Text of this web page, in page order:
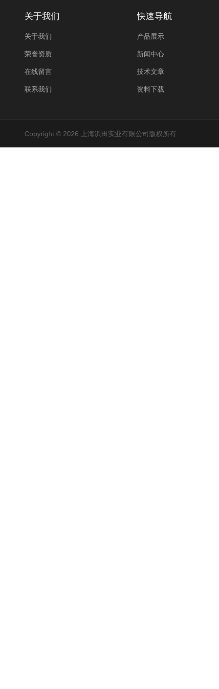
关于我们
关于我们
荣誉资质
在线留言
联系我们
快速导航
产品展示
新闻中心
技术文章
资料下载
Copyright © 2026 上海浜田实业有限公司版权所有